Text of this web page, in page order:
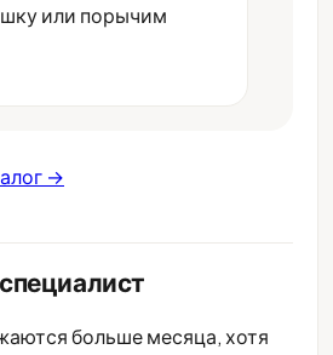
или порычим
→
больше месяца, хотя